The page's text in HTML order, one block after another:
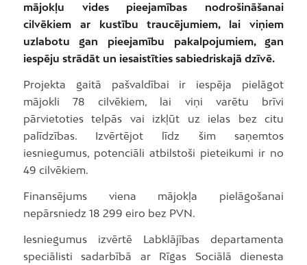
mājokļu vides pieejamības nodrošināšanai
cilvēkiem ar kustību traucējumiem, lai viņiem
uzlabotu gan pieejamību pakalpojumiem, gan
iespēju strādāt un iesaistīties sabiedriskajā dzīvē.
Projekta gaitā pašvaldībai ir iespēja pielāgot
mājokli 78 cilvēkiem, lai viņi varētu brīvi
pārvietoties telpās vai izkļūt uz ielas bez citu
palīdzības. Izvērtējot līdz šim saņemtos
iesniegumus, potenciāli atbilstoši pieteikumi ir no
49 cilvēkiem.
Finansējums viena mājokļa pielāgošanai
nepārsniedz 18 299 eiro bez PVN.
Iesniegumus izvērtē Labklājības departamenta
speciālisti sadarbībā ar Rīgas Sociālā dienesta